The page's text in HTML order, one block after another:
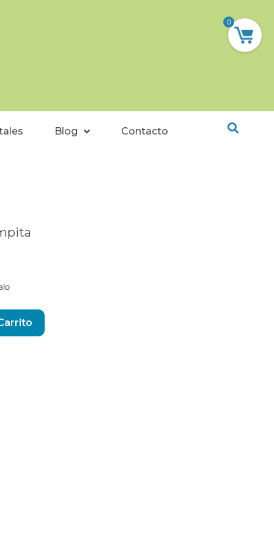
Blog Contacto
0